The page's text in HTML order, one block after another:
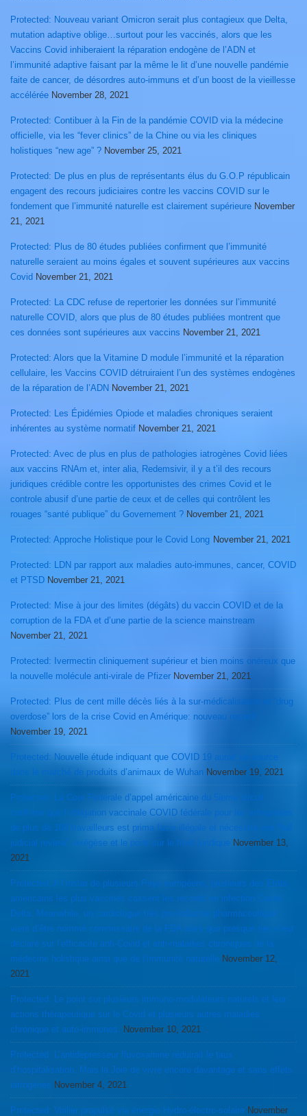
Protected: Nouveau variant Omicron serait plus contagieux que Delta,
mutation adaptive oblige…surtout pour les vaccinés, alors que les
Vaccins Covid inhiberaient la réparation endogène de l’ADN et
l’immunité adaptive faisant par la même le lit d’une nouvelle pandémie
faite de cancer, de désordres auto-immuns et d’un boost de la vieillesse
accélérée November 28, 2021
Protected: Contibuer à la Fin de la pandémie COVID via la médecine
officielle, via les “fever clinics” de la Chine ou via les cliniques
holistiques “new age” ? November 25, 2021
Protected: De plus en plus de représentants élus du G.O.P républicain
engagent des recours judiciaires contre les vaccins COVID sur le
fondement que l’immunité naturelle est clairement supérieure November
21, 2021
Protected: Plus de 80 études publiées confirment que l’immunité
naturelle seraient au moins égales et souvent supérieures aux vaccins
Covid November 21, 2021
Protected: La CDC refuse de repertorier les données sur l’immunité
naturelle COVID, alors que plus de 80 études publiées montrent que
ces données sont supérieures aux vaccins November 21, 2021
Protected: Alors que la Vitamine D module l’immunité et la réparation
cellulaire, les Vaccins COVID détruiraient l’un des systèmes endogènes
de la réparation de l’ADN November 21, 2021
Protected: Les Épidémies Opiode et maladies chroniques seraient
inhérentes au système normatif November 21, 2021
Protected: Avec de plus en plus de pathologies iatrogènes Covid liées
aux vaccins RNAm et, inter alia, Redemsivir, il y a t’il des recours
juridiques crédible contre les opportunistes des crimes Covid et le
controle abusif d’une partie de ceux et de celles qui contrôlent les
rouages “santé publique” du Governement ? November 21, 2021
Protected: Approche Holistique pour le Covid Long November 21, 2021
Protected: LDN par rapport aux maladies auto-immunes, cancer, COVID
et PTSD November 21, 2021
Protected: Mise à jour des limites (dégâts) du vaccin COVID et de la
corruption de la FDA et d’une partie de la science mainstream
November 21, 2021
Protected: Ivermectin cliniquement supérieur et bien moins onéreux que
la nouvelle molécule anti-virale de Pfizer November 21, 2021
Protected: Plus de cent mille décès liés à la sur-médicalisation et “drug
overdose” lors de la crise Covid en Amérique: nouveau record
November 19, 2021
Protected: Nouvelle étude indiquant que COVID 19 aurait sa source
dans le marché de produits d’animaux de Wuhan November 19, 2021
Protected: La Cour Fédérale d’appel américaine du 5ieme circuit
confirme que l’obligation vaccinale COVID fédérale pour les entreprises
de plus de 100 travailleurs est prima facie illégale et nécessite une “full
judicial review”: exégèse et le point sur le front juridique
November 13,
2021
Protected: A l’instar de plusieurs Pays européens, plusieurs des Etats
américains les plus vaccinés cassent les records en infection Covid-
Delta. Meanwhile, un cardiologue très pro-industrie pharmaceutique
vient d’être nommé commissaire de la FDA alors que presque rien n’est
déclaré sur l’efficacité anti-Covid et anti-maladies chroniques de la
médecine holistique ainsi que de l’immunité naturelle November 12,
2021
Protected: Le point sur plusieurs immuno-modulateurs naturels et leur
actions thérapeutique sur le Covid et plusieurs autres maladies
chronique et auto-immunes.
November 10, 2021
Protected: L’antidepresseur fluvoxamine réduirait le taux
d’hospitalisation. Mais la Joie de vivre encore davantage et sans effets
iatrogènes November 4, 2021
Protected: Voilier propulsé via énergie Hydro-électro-solaire November